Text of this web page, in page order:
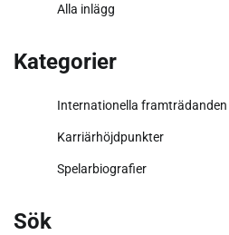
Alla inlägg
Kategorier
Internationella framträdanden
Karriärhöjdpunkter
Spelarbiografier
Sök